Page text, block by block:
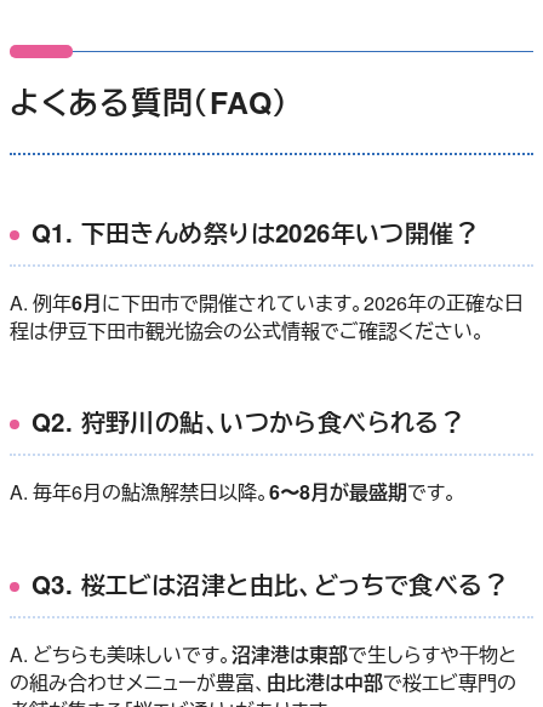
よくある質問（FAQ）
Q1. 下田きんめ祭りは2026年いつ開催？
A. 例年6月に下田市で開催されています。2026年の正確な日
程は伊豆下田市観光協会の公式情報でご確認ください。
Q2. 狩野川の鮎、いつから食べられる？
A. 毎年6月の鮎漁解禁日以降。6〜8月が最盛期です。
Q3. 桜エビは沼津と由比、どっちで食べる？
A. どちらも美味しいです。沼津港は東部で生しらすや干物と
の組み合わせメニューが豊富、 由比港は中部で桜エビ専門の